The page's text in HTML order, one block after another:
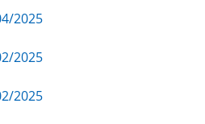
2025
2025
2025